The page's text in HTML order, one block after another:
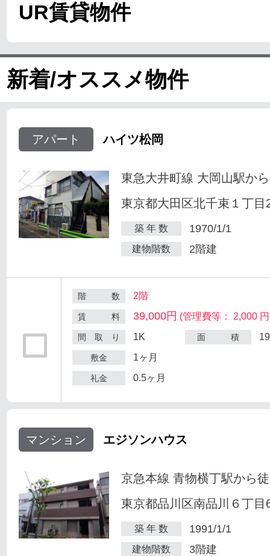
UR賃貸物件
新着/オススメ物件
アパート ハイツ松岡
東急大井町線 大岡山駅か
東京都大田区北千束１丁目
築 年 数 1970/1/1
建物階数 2階建
階 数 2階
賃 料 39,000円 (管理費等： 2,000
間 取 り 1K 面 積
敷金 1ヶ月
礼金 0.5ヶ月
マンション エジソンハウス
京急本線 青物横丁駅から
東京都品川区南品川６丁目
築 年 数 1991/1/1
建物階数 3階建